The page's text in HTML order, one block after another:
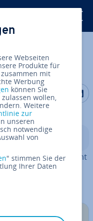
Alle
Auf Auf
der Stan­dardan­sicht
an. Wir zeigen,
ändern.
Webseiten
Produkte für
mit
Werbung
können Sie
zulassen wollen,
Weitere
zur
unseren
notwendige
von
" stimmen Sie der
Ihrer Daten